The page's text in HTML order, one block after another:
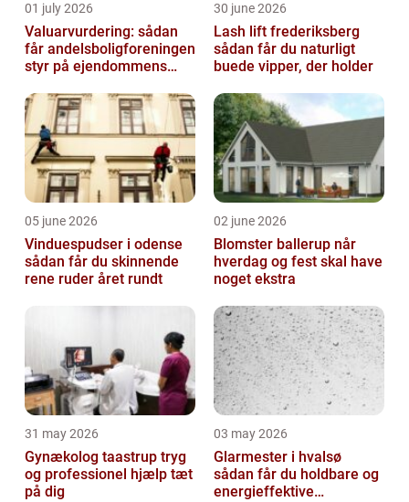
01 july 2026
Valuarvurdering: sådan
får andelsboligforeningen
styr på ejendommens
30 june 2026
Lash lift frederiksberg
sådan får du naturligt
buede vipper, der holder
05 june 2026
Vinduespudser i odense
sådan får du skinnende
rene ruder året rundt
02 june 2026
Blomster ballerup når
hverdag og fest skal have
noget ekstra
31 may 2026
Gynækolog taastrup tryg
og professionel hjælp tæt
på dig
03 may 2026
Glarmester i hvalsø
sådan får du holdbare og
energieffektive